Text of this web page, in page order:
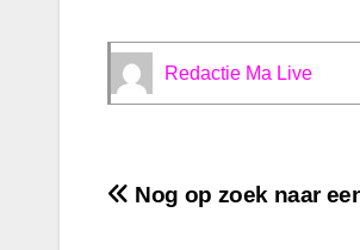
Redactie Ma Live
Bericht
Nog op zoek naar